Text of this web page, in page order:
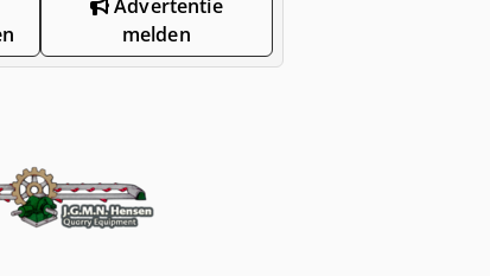
Advertentie
melden